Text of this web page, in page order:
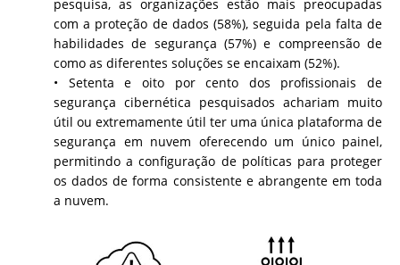
pesquisa, as organizações estão mais preocupadas
com a proteção de dados (58%), seguida pela falta de
habilidades de segurança (57%) e compreensão de
como as diferentes soluções se encaixam (52%).
• Setenta e oito por cento dos profissionais de
segurança cibernética pesquisados ​​achariam muito
útil ou extremamente útil ter uma única plataforma de
segurança em nuvem oferecendo um único painel,
permitindo a configuração de políticas para proteger
os dados de forma consistente e abrangente em toda
a nuvem.